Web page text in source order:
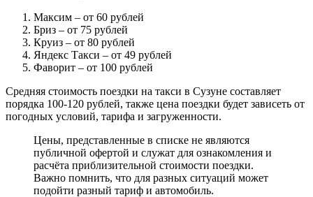
Максим – от 60 рублей
Бриз – от 75 рублей
Круиз – от 80 рублей
Яндекс Такси – от 49 рублей
Фаворит – от 100 рублей
Средняя стоимость поездки на такси в Сузуне составляет
порядка 100-120 рублей, также цена поездки будет зависеть от
погодных условий, тарифа и загруженности.
Цены, представленные в списке не являются
публичной офертой и служат для ознакомления и
расчёта приблизительной стоимости поездки.
Важно помнить, что для разных ситуаций может
подойти разный тариф и автомобиль.